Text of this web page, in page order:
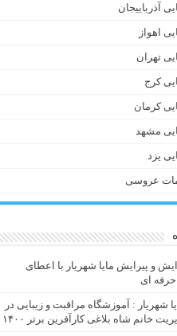
آذرباییجان
اهواز
تهران
کرج
کرمان
مشهد
یزد
عروسی
و پیرایش مایا شهریار با اعطای
ای
شهریار : آموزشگاه مراقبت و زیبایی در
خانم شاه بلاغی کارآفرین برتر ۱۴۰۰